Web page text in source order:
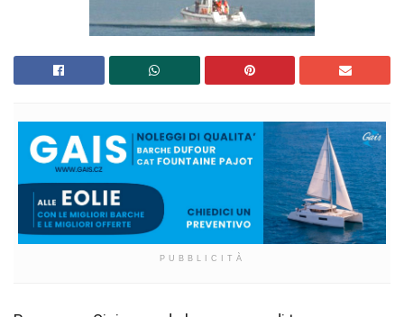
PUBBLICITÀ